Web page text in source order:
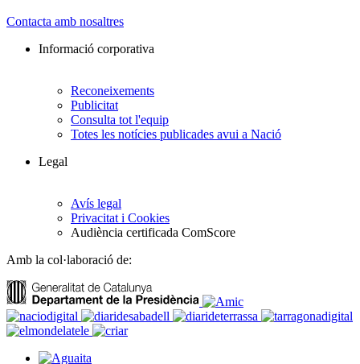
Contacta amb nosaltres
Informació corporativa
Reconeixements
Publicitat
Consulta tot l'equip
Totes les notícies publicades avui a Nació
Legal
Avís legal
Privacitat i Cookies
Audiència certificada ComScore
Amb la col·laboració de: